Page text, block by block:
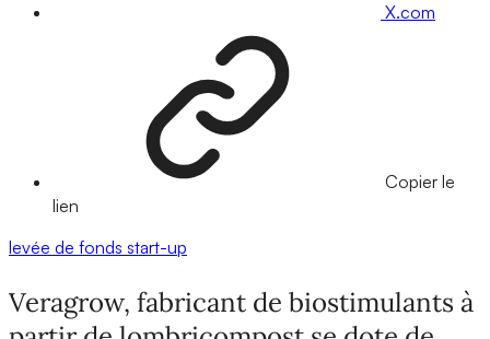
X.com
Copier le
lien
levée de fonds start-up
Veragrow, fabricant de biostimulants à